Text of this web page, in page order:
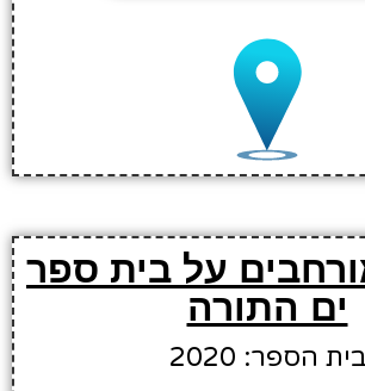
על בית ספר
ים התורה
הספר: 2020